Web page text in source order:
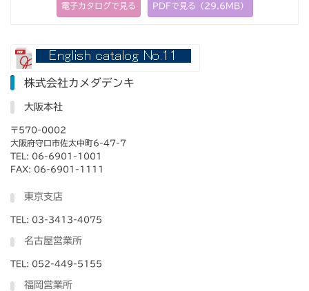
電子カタログで見る PDFで見る（29.6MB）
株式会社カメダデンキ
大阪本社
〒570-0002
大阪府守口市佐太中町6-47-7
TEL: 06-6901-1001
FAX: 06-6901-1111
東京支店
TEL: 03-3413-4075
名古屋営業所
TEL: 052-449-5155
福岡営業所